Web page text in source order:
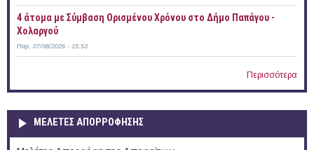
4 άτομα με Σύμβαση Ορισμένου Χρόνου στο Δήμο Παπάγου -
Χολαργού
Παρ, 07/08/2026 - 15:53
Περισσότερα
ΜΕΛΕΤΕΣ ΑΠΟΡΡΟΦΗΣΗΣ